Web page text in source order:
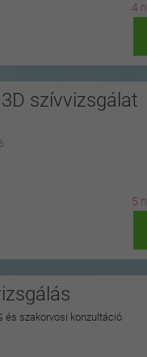
4 n
szívvizsgálat
5 n
és szakorvosi konzultáció